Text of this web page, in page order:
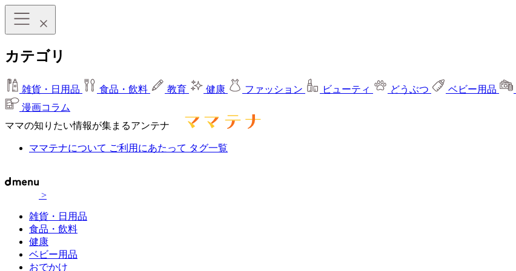
カテゴリ
雑貨・日用品 食品・飲料 教育 健康 ファッション ビューティ どうぶつ ベビー用品
漫画コラム
ママの知りたい情報が集まるアンテナ
ママテナについて ご利用にあたって タグ一覧
>
雑貨・日用品
食品・飲料
健康
ベビー用品
おでかけ